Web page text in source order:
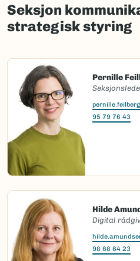
Seksjon
strategisk styring
Pernille
95 79 76 43
Hilde
Digital
98 68 64 23